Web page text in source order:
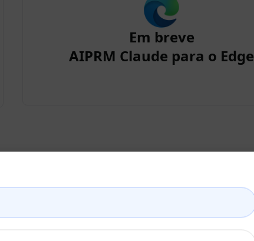
Em breve
AIPRM Claude para o Edge
conta no Claude
criar uma conta no Claude